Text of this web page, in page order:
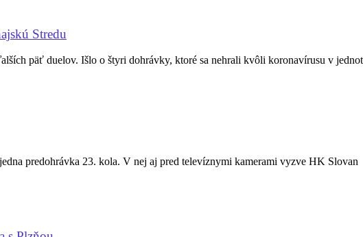
Stredu
päť duelov. Išlo o štyri dohrávky, ktoré sa nehrali kvôli koronavírusu v
predohrávka 23. kola. V nej aj pred televíznymi kamerami vyzve HK Slovan